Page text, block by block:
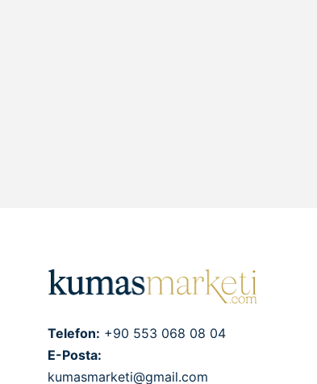
Telefon: +90 553 068 08 04
E-Posta:
kumasmarketi@gmail.com